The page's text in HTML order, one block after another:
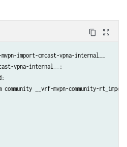
content_copy zoom_out_map
import-cmcast-vpna-internal__
vpna-internal__: